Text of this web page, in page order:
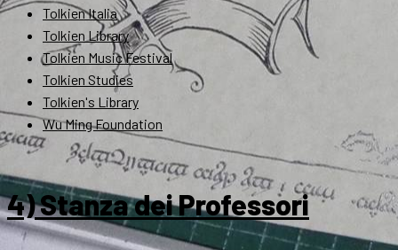
Tolkien Italia
Tolkien Library
Tolkien Music Festival
Tolkien Studies
Tolkien's Library
Wu Ming Foundation
4) Stanza dei Professori